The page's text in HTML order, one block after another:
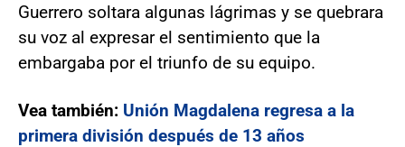
Guerrero soltara algunas lágrimas y se quebrara
su voz al expresar el sentimiento que la
embargaba por el triunfo de su equipo.
Vea también: Unión Magdalena regresa a la
primera división después de 13 años